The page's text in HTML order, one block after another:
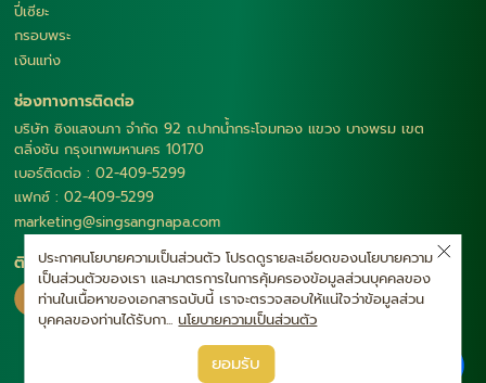
ปี่เซียะ
กรอบพระ
เงินแท่ง
ช่องทางการติดต่อ
บริษัท ซิงแสงนภา จำกัด 92 ถ.ปากน้ำกระโจมทอง แขวง บางพรม เขต
ตลิ่งชัน กรุงเทพมหานคร 10170
เบอร์ติดต่อ : 02-409-5299
แฟกซ์ : 02-409-5299
marketing@singsangnapa.com
ติดตามเรา
|
ประกาศนโยบายความเป็นส่วนตัว โปรดดูรายละเอียดของนโยบายความ
เป็นส่วนตัวของเรา และมาตรการในการคุ้มครองข้อมูลส่วนบุคคลของ
ท่านในเนื้อหาของเอกสารฉบับนี้ เราจะตรวจสอบให้แน่ใจว่าข้อมูลส่วน
บุคคลของท่านได้รับกา... นโยบายความเป็นส่วนตัว
ยอมรับ